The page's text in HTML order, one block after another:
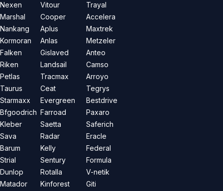
Nexen
Marshal
Nankang
Kormoran
Falken
Riken
Petlas
Taurus
Starmaxx
Bfgoodrich
Kleber
Sava
Barum
Strial
Dunlop
Matador
Vitour
Cooper
Aplus
Anlas
Gislaved
Landsail
Tracmax
Ceat
Evergreen
Farroad
Saetta
Radar
Kelly
Sentury
Rotalla
Kinforest
Trayal
Accelera
Maxtrek
Metzeler
Anteo
Camso
Arroyo
Tegrys
Bestdrive
Paxaro
Saferich
Eracle
Federal
Formula
V-netik
Giti